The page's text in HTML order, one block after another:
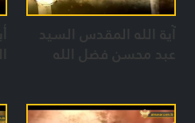
آية الله المقدس السيد
عبد محسن فضل الله